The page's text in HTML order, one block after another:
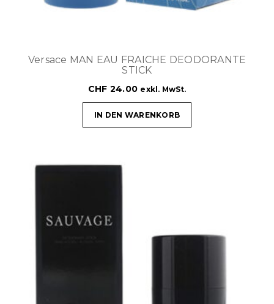
Versace MAN EAU FRAICHE DEODORANTE
STICK
CHF 24.00 exkl. MwSt.
IN DEN WARENKORB